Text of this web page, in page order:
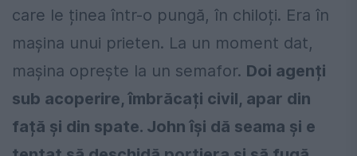
care le ținea într-o pungă, în chiloți. Era în
mașina unui prieten. La un moment dat,
mașina oprește la un semafor. Doi agenți
sub acoperire, îmbrăcați civil, apar din
față și din spate. John își dă seama și e